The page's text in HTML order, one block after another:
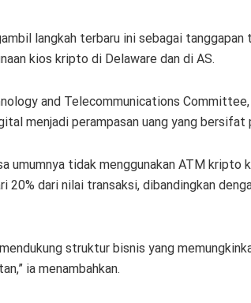
langkah terbaru ini sebagai tanggapan
kios kripto di Delaware dan di AS.
and Telecommunications
menjadi perampasan uang yang bersifat
umumnya tidak menggunakan ATM kripto
20% dari nilai transaksi, dibandingkan
struktur bisnis yang
ia menambahkan.